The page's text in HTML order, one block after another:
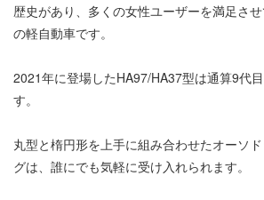
歴史があり、多くの女性ユーザーを満足さ
の軽自動車です。
2021年に登場したHA97/HA37型は通算9代
す。
丸型と楕円形を上手に組み合わせたオーソ
グは、誰にでも気軽に受け入れられます。